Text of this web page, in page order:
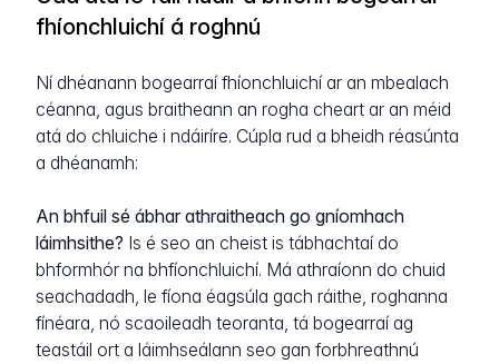
fhíonchluichí á roghnú
Ní dhéanann bogearraí fhíonchluichí ar an mbealach
céanna, agus braitheann an rogha cheart ar an méid
atá do chluiche i ndáiríre. Cúpla rud a bheidh réasúnta
a dhéanamh:
An bhfuil sé ábhar athraitheach go gníomhach
láimhsithe? Is é seo an cheist is tábhachtaí do
bhformhór na bhfíonchluichí. Má athraíonn do chuid
seachadadh, le fíona éagsúla gach ráithe, roghanna
fínéara, nó scaoileadh teoranta, tá bogearraí ag
teastáil ort a láimhseálann seo gan forbhreathnú